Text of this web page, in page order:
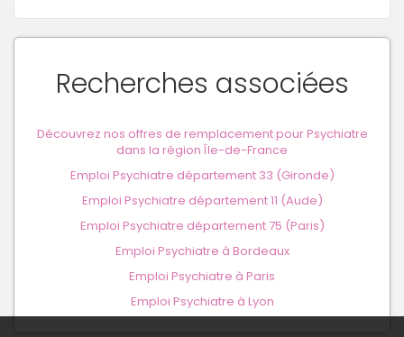
Recherches associées
Découvrez nos offres de remplacement pour Psychiatre
dans la région Île-de-France
Emploi Psychiatre département 33 (Gironde)
Emploi Psychiatre département 11 (Aude)
Emploi Psychiatre département 75 (Paris)
Emploi Psychiatre à Bordeaux
Emploi Psychiatre à Paris
Emploi Psychiatre à Lyon